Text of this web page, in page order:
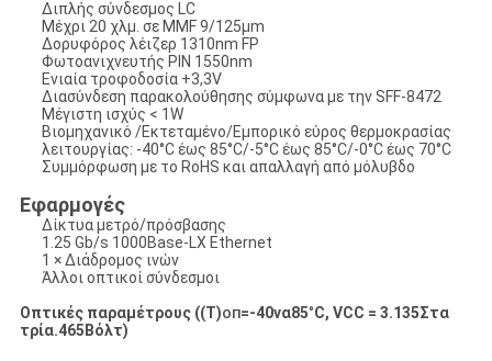
Διπλής σύνδεσμος LC
Μέχρι 20 χλμ. σε MMF 9/125μm
Δορυφόρος λέιζερ 1310nm FP
Φωτοανιχνευτής PIN 1550nm
Ενιαία τροφοδοσία +3,3V
Διασύνδεση παρακολούθησης σύμφωνα με την SFF-8472
Μέγιστη ισχύς < 1W
Βιομηχανικό /Εκτεταμένο/Εμπορικό εύρος θερμοκρασίας
λειτουργίας: -40°C έως 85°C/-5°C έως 85°C/-0°C έως 70°C
Συμμόρφωση με το RoHS και απαλλαγή από μόλυβδο
Εφαρμογές
Δίκτυα μετρό/πρόσβασης
1.25 Gb/s 1000Base-LX Ethernet
1 × Διάδρομος ινών
Άλλοι οπτικοί σύνδεσμοι
Οπτικές παραμέτρους ((T)ΟΠ=-40να85°C, VCC = 3.135Στα
τρία.465 Βόλτ)